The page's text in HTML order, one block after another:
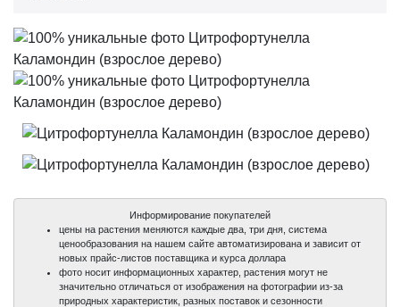
Информирование покупателей
цены на растения меняются каждые два, три дня, система
ценообразования на нашем сайте автоматизирована и зависит от
новых прайс-листов поставщика и курса доллара
фото носит информационных характер, растения могут не
значительно отличаться от изображения на фотографии из-за
природных характеристик, разных поставок и сезонности